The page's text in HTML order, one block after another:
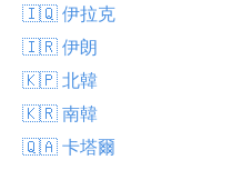
🇮🇶 伊拉克
🇮🇷 伊朗
🇰🇵 北韓
🇰🇷 南韓
🇶🇦 卡塔爾